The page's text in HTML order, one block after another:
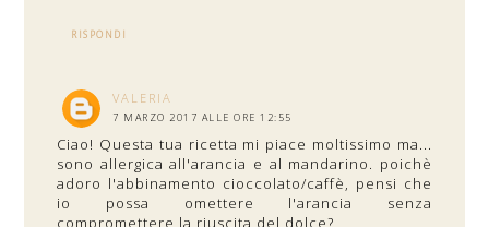
RISPONDI
VALERIA
7 MARZO 2017 ALLE ORE 12:55
Ciao! Questa tua ricetta mi piace moltissimo ma...
sono allergica all'arancia e al mandarino. poichè
adoro l'abbinamento cioccolato/caffè, pensi che
io possa omettere l'arancia senza